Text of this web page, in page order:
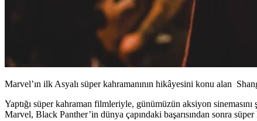
Marvel’ın ilk Asyalı süper kahramanının hikâyesini konu alan
Yaptığı süper kahraman filmleriyle, günümüzün aksiyon
Marvel, Black Panther’in dünya çapındaki başarısından sonra